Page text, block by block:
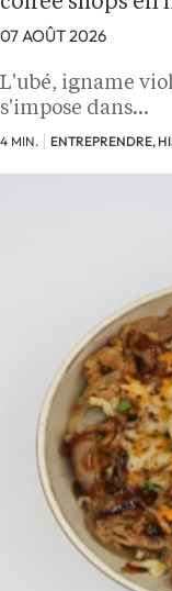
07 AOÛT 2026
L'ubé, igname
s'impose dans…
4 MIN. ENTREPRENDRE,